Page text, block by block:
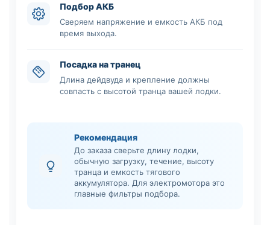
Подбор АКБ
Сверяем напряжение и емкость АКБ под
время выхода.
Посадка на транец
Длина дейдвуда и крепление должны
совпасть с высотой транца вашей лодки.
Рекомендация
До заказа сверьте длину лодки,
обычную загрузку, течение, высоту
транца и емкость тягового
аккумулятора. Для электромотора это
главные фильтры подбора.